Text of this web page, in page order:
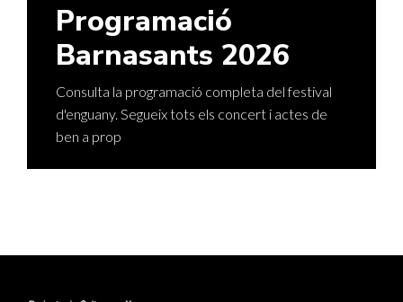
Programació
Barnasants 2026
Consulta la programació completa del festival
d'enguany. Segueix tots els concert i actes de
ben a prop